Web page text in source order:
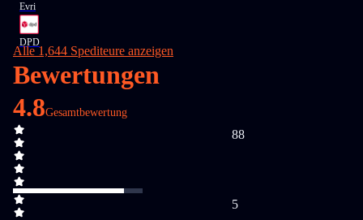
Evri
DPD
Alle 1,644 Spediteure anzeigen
Bewertungen
4.8Gesamtbewertung
88
5